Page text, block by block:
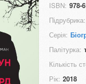
ISBN: 978-
Підрубрика:
Серія:
Палітурка:
Кількість
Рік: 2018